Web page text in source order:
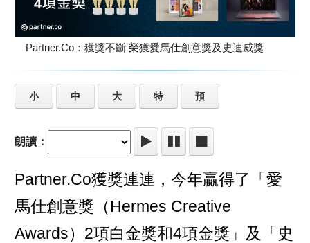
Partner.Co：獲獎不斷 榮獲愛馬仕創意獎及史迪威獎
小 中 大 特 預
朗讀：
Partner.Co獲獎連連，今年贏得了「愛
馬仕創意獎（Hermes Creative
Awards）2項白金獎和4項金獎」及「史